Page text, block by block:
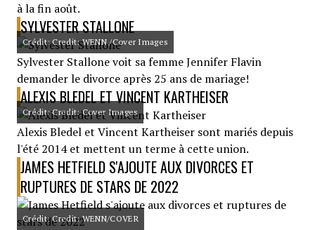
à la fin août.
SYLVESTER STALLONE
Crédit: Credit: WENN /Cover Images
Sylvester Stallone voit sa femme Jennifer Flavin
demander le divorce après 25 ans de mariage!
ALEXIS BLEDEL ET VINCENT KARTHEISER
Crédit: Credit: Cover Images
Alexis Bledel et Vincent Kartheiser sont mariés depuis
l'été 2014 et mettent un terme à cette union.
JAMES HETFIELD S'AJOUTE AUX DIVORCES ET
RUPTURES DE STARS DE 2022
Crédit: Credit: WENN/COVER